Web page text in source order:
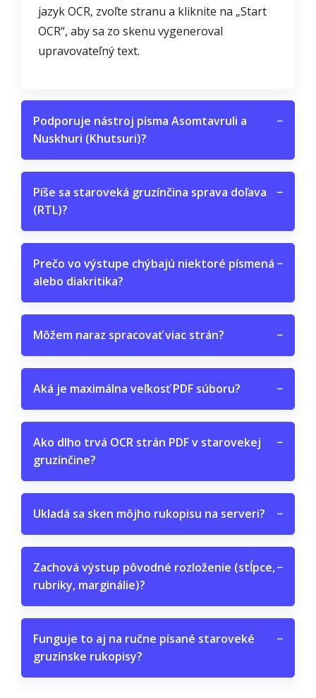
jazyk OCR, zvoľte stranu a kliknite na „Start
OCR“, aby sa zo skenu vygeneroval
upravovateľný text.
Podporuje nástroj písma Asomtavruli a
Nuskhuri (Khutsuri)?
−
Píše sa staroveká gruzínčina sprava doľava
(RTL)?
−
Prečo vo výstupe chýbajú niektoré písmená
alebo diakritika?
−
Môžem naraz spracovať viac strán? −
Aká je maximálna veľkosť PDF súboru? −
Ako dlho trvá OCR strán PDF v starovekej
gruzínčine?
−
Ukladá sa sken môjho rukopisu na serveri? −
Zachová výstup pôvodné rozloženie (stĺpce,
rubriky, marginálie)?
−
Funguje to aj na ručne písané staroveké
gruzínske rukopisy?
−